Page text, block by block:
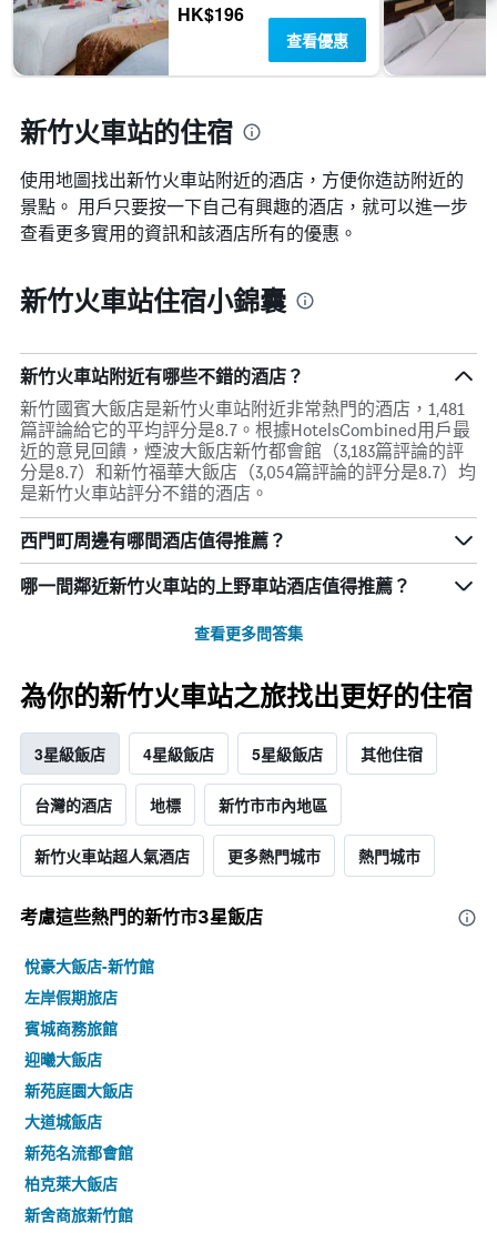
HK$196
查看優惠
新竹火車站的住宿
使用地圖找出新竹火車站​附近的酒店，方便你造訪附近的
景點。 用戶只要按一下自己有興趣的酒店，就可以進一步
查看更多實用的資訊和該酒店所有的優惠。
新竹火車站住宿小錦囊
新竹火車站附近有哪些不錯的酒店？
新竹國賓大飯店是新竹火車站附近非常熱門的酒店，1,481
篇評論給它的平均評分是8.7。根據HotelsCombined用戶最
近的意見回饋，煙波大飯店新竹都會館（3,183篇評論的評
分是8.7）和新竹福華大飯店（3,054篇評論的評分是8.7）均
是新竹火車站評分不錯的酒店。
西門町周邊有哪間酒店值得推薦？
哪一間鄰近新竹火車站的上野車站酒店值得推薦？
查看更多問答集
為你的新竹火車站之旅找出更好的住宿
3星級飯店 4星級飯店 5星級飯店 其他住宿
台灣的酒店 地標 新竹市市內地區
新竹火車站超人氣酒店 更多熱門城市 熱門城市
考慮這些熱門的新竹市3星​飯店
悅豪大飯店-新竹館
左岸假期旅店
賓城商務旅館
迎曦大飯店
新苑庭園大飯店
大道城飯店
新苑名流都會館
柏克萊大飯店
新舍商旅新竹館